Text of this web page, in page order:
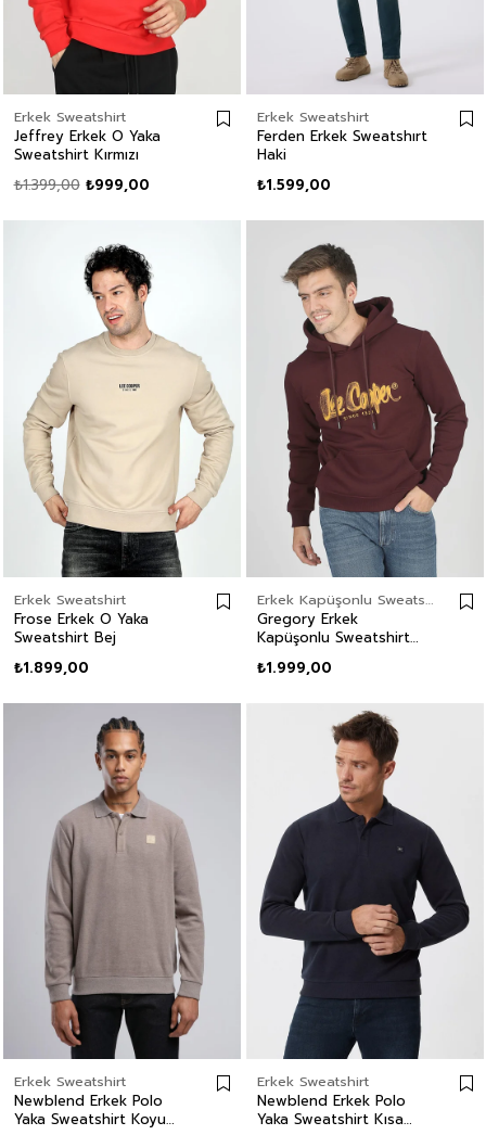
Erkek Sweatshirt
Jeffrey Erkek O Yaka
Sweatshirt Kırmızı
₺999,00
₺1.399,00
Erkek Sweatshirt
Ferden Erkek Sweatshırt
Haki
₺1.599,00
Erkek Sweatshirt
Frose Erkek O Yaka
Sweatshirt Bej
₺1.899,00
Erkek Kapüşonlu Sweatshirt
Gregory Erkek
Kapüşonlu Sweatshirt
₺1.999,00
Erkek Sweatshirt
Newblend Erkek Polo
Yaka Sweatshirt Koyu
Erkek Sweatshirt
Newblend Erkek Polo
Yaka Sweatshirt Kısa